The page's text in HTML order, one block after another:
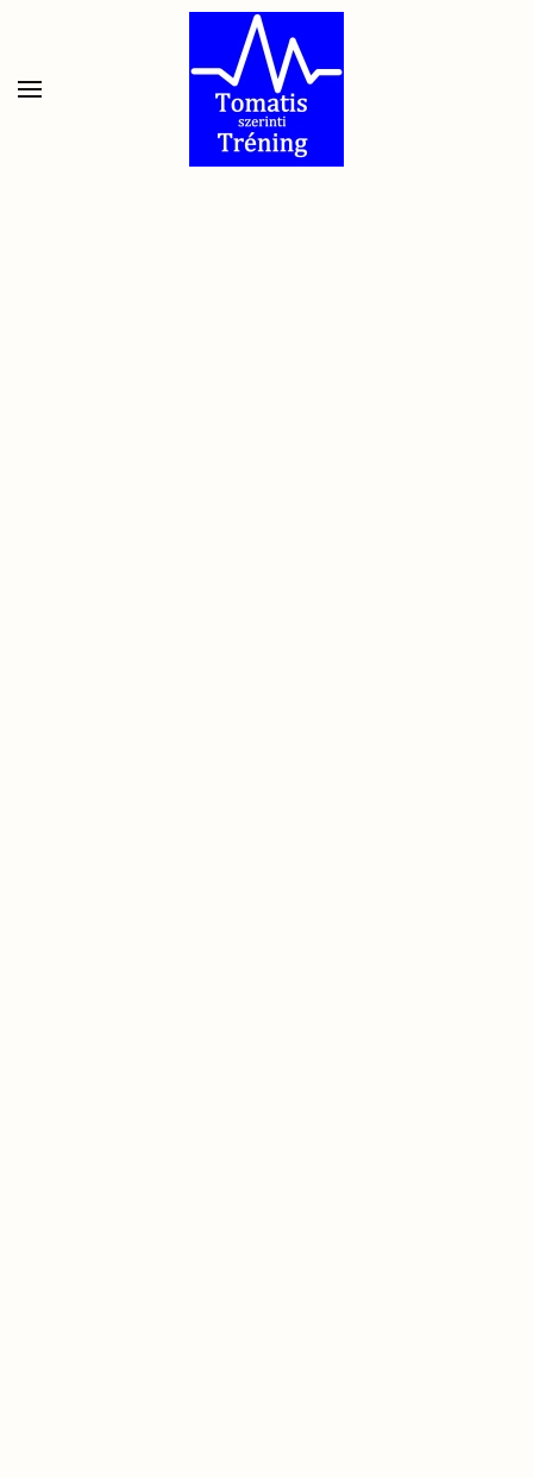
Skip to main content